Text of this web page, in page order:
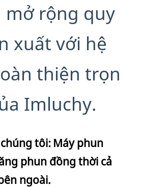
mở rộng quy
xuất với hệ
thiện trọn
Imluchy.
tôi: Máy phun
phun đồng thời cả
ngoài.